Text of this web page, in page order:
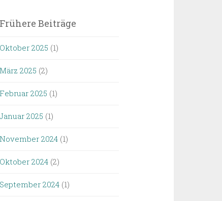
Frühere Beiträge
Oktober 2025 (1)
März 2025 (2)
Februar 2025 (1)
Januar 2025 (1)
November 2024 (1)
Oktober 2024 (2)
September 2024 (1)